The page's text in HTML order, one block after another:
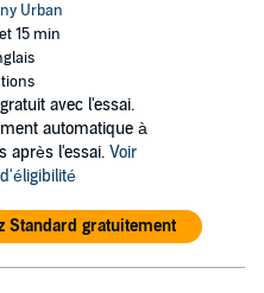
Urban
15 min
avec l'essai.
automatique à
après l'essai. Voir
Standard gratuitement